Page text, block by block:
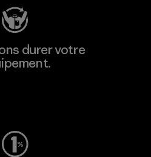
durer votre